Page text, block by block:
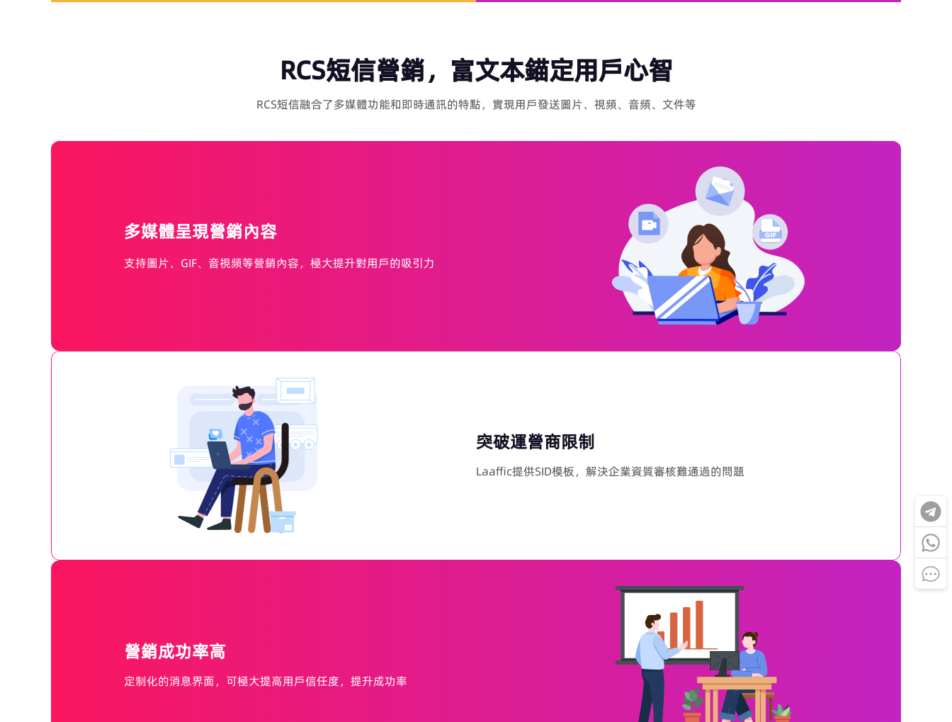
RCS短信營銷，富文本錨定用戶心智
RCS短信融合了多媒體功能和即時通訊的特點，實現用戶發送圖片、視頻、音頻、文件等
多媒體呈現營銷內容
支持圖片、GIF、音視頻等營銷內容，極大提升對用戶的吸引力
突破運營商限制
Laaffic提供SID模板，解決企業資質審核難通過的問題
營銷成功率高
定制化的消息界面，可極大提高用戶信任度，提升成功率